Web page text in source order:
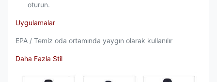
oturun.
Uygulamalar
EPA / Temiz oda ortamında yaygın olarak kullanılır
Daha Fazla Stil